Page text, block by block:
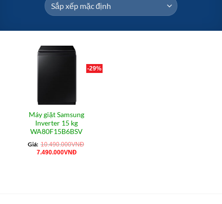
-29%
Máy giặt Samsung
Inverter 15 kg
WA80F15B6BSV
Giá: 10.490.000VNĐ
Giá
7.490.000VNĐGiá